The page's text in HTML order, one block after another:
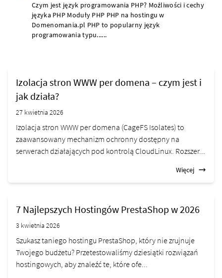
Czym jest język programowania PHP? Możliwości i cechy
języka PHP Moduły PHP PHP na hostingu w
Domenomania.pl PHP to popularny język
programowania typu......
Izolacja stron WWW per domena – czym jest i
jak działa?
27 kwietnia 2026
Izolacja stron WWW per domena (CageFS Isolates) to
zaawansowany mechanizm ochronny dostępny na
serwerach działających pod kontrolą CloudLinux. Rozszer...
Więcej
7 Najlepszych Hostingów PrestaShop w 2026
3 kwietnia 2026
Szukasz taniego hostingu PrestaShop, który nie zrujnuje
Twojego budżetu? Przetestowaliśmy dziesiątki rozwiązań
hostingowych, aby znaleźć te, które ofe...